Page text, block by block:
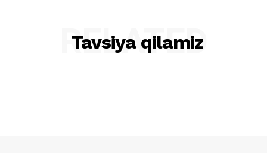
Tavsiya qilamiz
RELATED